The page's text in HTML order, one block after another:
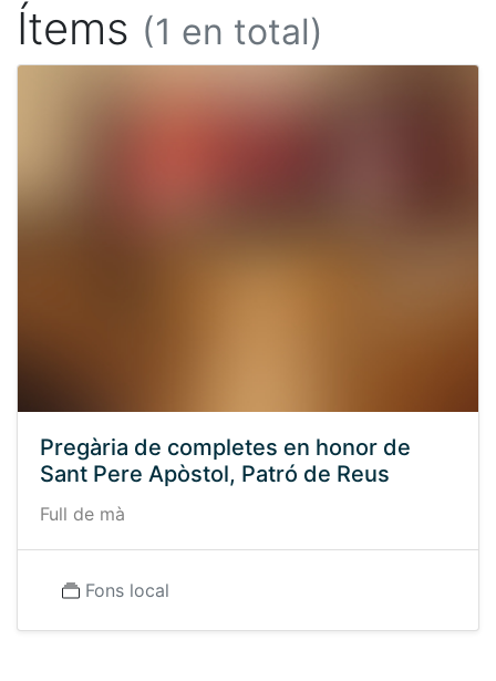
Ítems (1 en total)
Pregària de completes en honor de
Sant Pere Apòstol, Patró de Reus
Full de mà
Fons local